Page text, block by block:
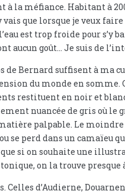
à la méfiance. Habitant à
vais que lorsque je veux
est trop froide pour s’y
aucun goût… Je suis de
de Bernard suffisent à ma
du monde en somme.
restituent en noir et
nuancée de gris où le
palpable. Le
se perd dans un camaïeu
que si on souhaite une
on la trouve presque
Celles d’Audierne,